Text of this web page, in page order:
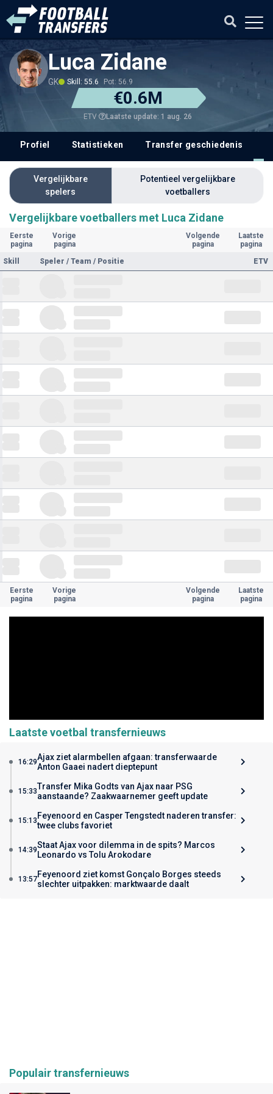
Luca Zidane
GK Skill: 55.6 Pot: 56.9
€0.6M
ETV Laatste update: 1 aug. 26
Profiel Statistieken Transfer geschiedenis
Vergelijkbare
spelers
Potentieel vergelijkbare
voetballers
Vergelijkbare voetballers met Luca Zidane
Eerste
pagina
Vorige
pagina
Volgende
pagina
Laatste
pagina
Skill
Speler / Team / Positie ETV
Eerste
pagina
Vorige
pagina
Volgende
pagina
Laatste
pagina
Laatste voetbal transfernieuws
16:29Ajax ziet alarmbellen afgaan: transferwaarde
Anton Gaaei nadert dieptepunt
15:33Transfer Mika Godts van Ajax naar PSG
aanstaande? Zaakwaarnemer geeft update
15:13 Feyenoord en Casper Tengstedt naderen transfer:
twee clubs favoriet
14:39Staat Ajax voor dilemma in de spits? Marcos
Leonardo vs Tolu Arokodare
13:57Feyenoord ziet komst Gonçalo Borges steeds
slechter uitpakken: marktwaarde daalt
Populair transfernieuws